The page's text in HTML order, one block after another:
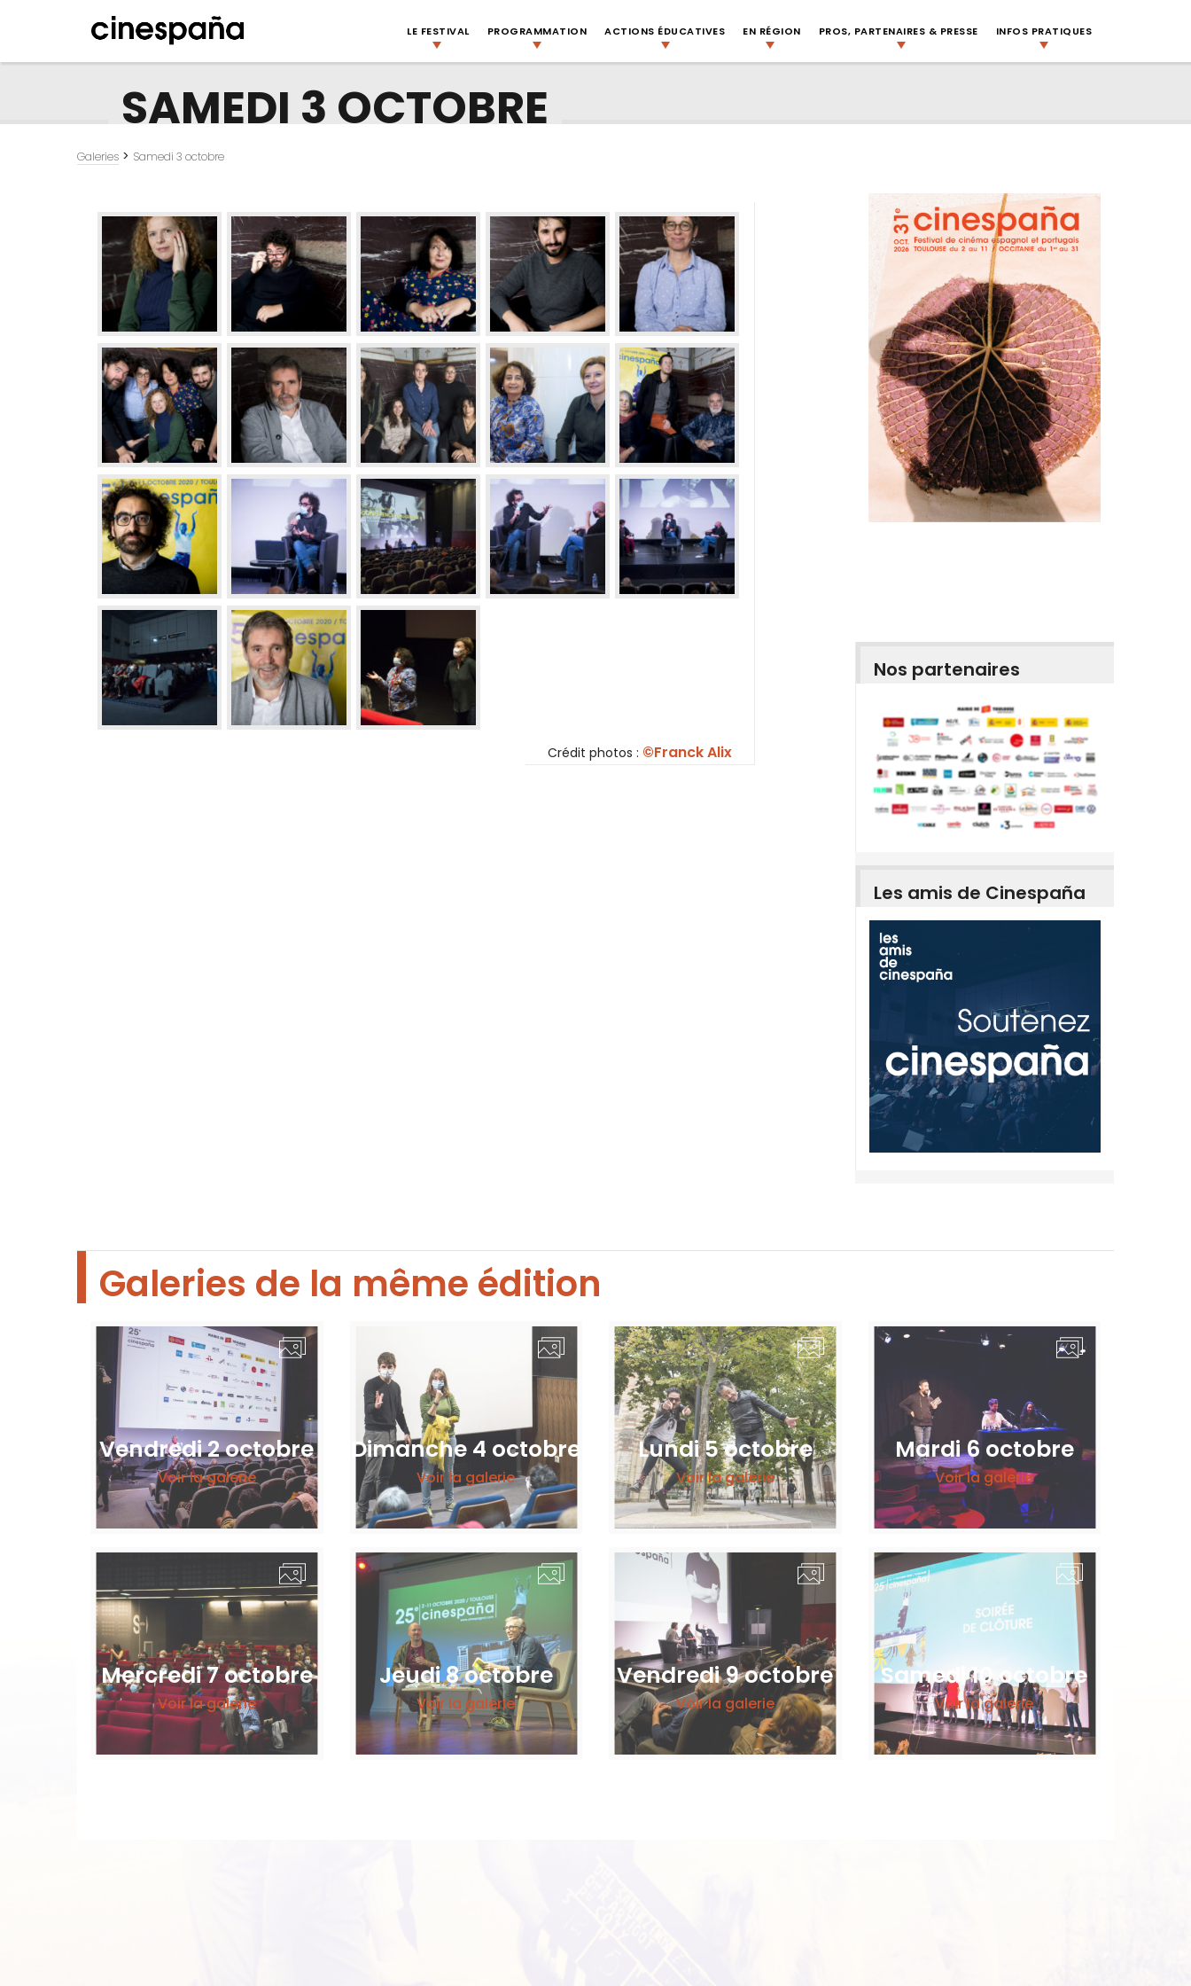
LE FESTIVAL PROGRAMMATION ACTIONS ÉDUCATIVES EN RÉGION PROS, PARTENAIRES & PRESSE INFOS PRATIQUES
SAMEDI 3 OCTOBRE
Galeries > Samedi 3 octobre
Crédit photos : ©Franck Alix
Nos partenaires
Les amis de Cinespaña
Galeries de la même édition
Vendredi 2 octobre
Voir la galerie
Dimanche 4 octobre
Voir la galerie
Lundi 5 octobre
Voir la galerie
Mardi 6 octobre
Voir la galerie
Mercredi 7 octobre
Voir la galerie
Jeudi 8 octobre
Voir la galerie
Vendredi 9 octobre
Voir la galerie
Samedi 10 octobre
Voir la galerie